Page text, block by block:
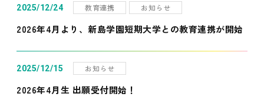
2025/12/24 教育連携 お知らせ
2026年4月より、新島学園短期大学との教育連携が開始
2025/12/15 お知らせ
2026年4月生 出願受付開始！